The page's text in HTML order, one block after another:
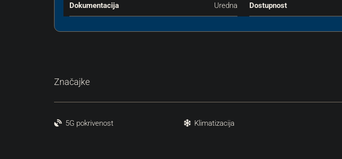
Dokumentacija Uredna Dostupnost
Značajke
5G pokrivenost Klimatizacija